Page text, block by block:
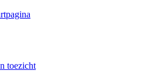
toezicht